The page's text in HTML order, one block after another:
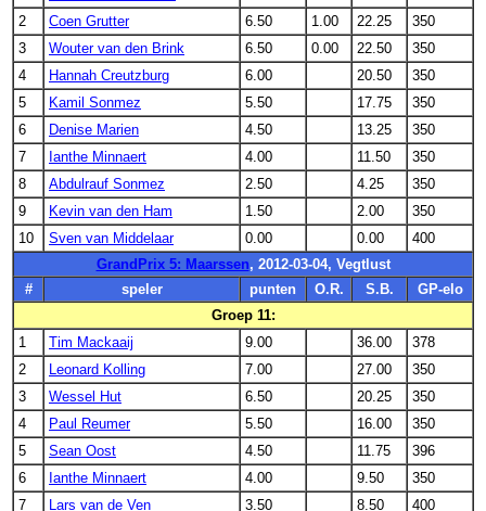
2
Coen Grutter 6.50 1.00 22.25
350
3
Wouter van den Brink 6.50 0.00 22.50
350
4
Hannah Creutzburg 6.00 20.50
350
5
Kamil Sonmez 5.50 17.75
350
6
Denise Marien 4.50 13.25
350
7
Ianthe Minnaert 4.00 11.50
350
8
Abdulrauf Sonmez 2.50 4.25
350
9
Kevin van den Ham 1.50 2.00
350
10
Sven van Middelaar 0.00 0.00
400
GrandPrix 5: Maarssen, 2012-03-04, Vegtlust
#
speler punten O.R. S.B.
GP-elo
Groep 11:
1
Tim Mackaaij 9.00 36.00
378
2
Leonard Kolling 7.00 27.00
350
3
Wessel Hut 6.50 20.25
350
4
Paul Reumer 5.50 16.00
350
5
Sean Oost 4.50 11.75
396
6
Ianthe Minnaert 4.00 9.50
350
7
Lars van de Ven 3.50 8.50 400